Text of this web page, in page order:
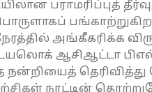
பராமரிப்புத்
அங்கீகரிக்க
ஆசிஆட்டா
தெரிவித்து